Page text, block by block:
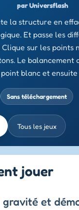
par Universflash
la structure en
Et passe les
Clique sur les points
Le balancement
point blanc et ensuite
Sans téléchargement
Tous les jeux
jouer
et